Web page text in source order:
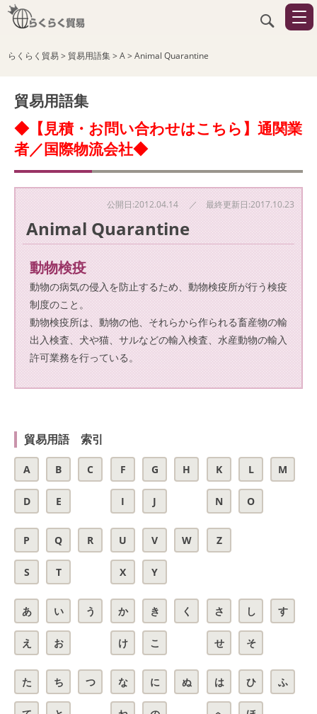
らくらく貿易> 貿易用語集>A>Animal Quarantine
貿易用語集
◆【見積・お問い合わせはこちら】通関業
者／国際物流会社◆
公開日:2012.04.14 ／ 最終更新日:2017.10.23
Animal Quarantine
動物検疫
動物の病気の侵入を防止するため、動物検疫所が行う検疫
制度のこと。
動物検疫所は、動物の他、それらから作られる畜産物の輸
出入検査、犬や猫、サルなどの輸入検査、水産動物の輸入
許可業務を行っている。
貿易用語 索引
A B C
D E
F G H
I J
K L M
N O
P Q R
S T
U V W
X Y
Z
あ い う
え お
か き く
け こ
さ し す
せ そ
た ち つ な に ぬ は ひ ふ